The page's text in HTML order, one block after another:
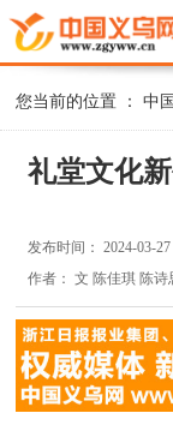
您当前的位置 ：中
礼堂文化
发布时间：2024-03-
作者：文 陈佳琪 陈诗